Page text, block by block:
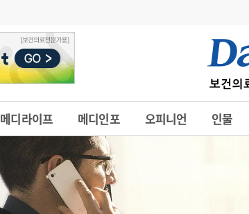
메디라이프 메디인포 오피니언 인물
금주의 검색어
1
의사인력 수급 추계
2
성분명 처방
3
AI의료
인사 사고
칼럼 수첩
초대석 피플
포토뉴스